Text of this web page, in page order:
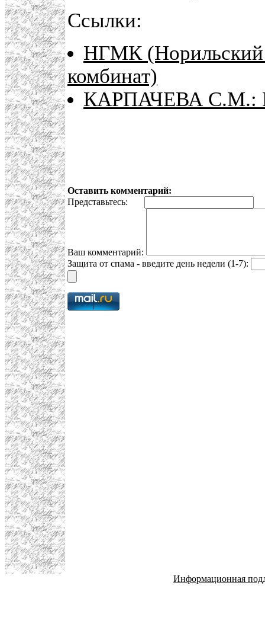
Ссылки:
НГМК (Норильский
комбинат)
КАРПАЧЕВА С.М.:
Оставить комментарий:
Представьтесь:
Ваш комментарий:
Защита от спама - введите день недели (1-7):
Информационная